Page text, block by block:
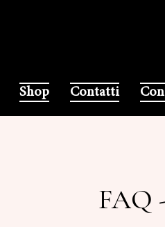
Shop Contatti
FAQ